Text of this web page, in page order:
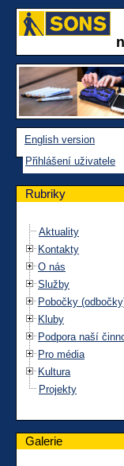
English version
Přihlášení uživatele
Rubriky
Aktuality
Kontakty
O nás
Služby
Pobočky
Kluby
Podpora naší
Pro média
Kultura
Projekty
Galerie